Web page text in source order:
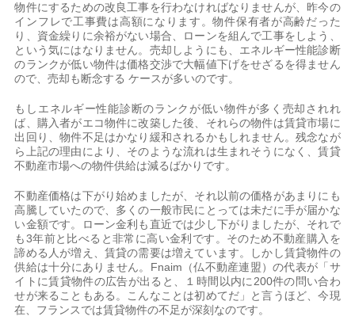
物件にするための改良工事を行わなければなりませんが、昨今の
インフレで工事費は高額になります。物件保有者が高齢だった
り、資金繰りに余裕がない場合、ローンを組んで工事をしよう、
という気にはなりません。売却しようにも、エネルギー性能診断
のランクが低い物件は価格交渉で大幅値下げをせざるを得ません
ので、売却も断念する ケースが多いのです。
もしエネルギー性能診断のランクが低い物件が多く売却されれ
ば、購入者がエコ物件に改築した後、それらの物件は賃貸市場に
出回り、物件不足はかなり緩和されるかもしれません。残念なが
ら上記の理由により、そのような流れは生まれそうになく、賃貸
不動産市場への物件供給は減るばかりです。
不動産価格は下がり始めましたが、それ以前の価格があまりにも
高騰していたので、多くの一般市民にとっては未だに手が届かな
い金額です。ローン金利も直近では少し下がりましたが、それで
も3年前と比べると非常に高い金利です。そのため不動産購入を
諦める人が増え、賃貸の需要は増えています。しかし賃貸物件の
供給は十分にありません。Fnaim（仏不動産連盟）の代表が「サ
イトに賃貸物件の広告が出ると、１時間以内に200件の問い合わ
せが来ることもある。こんなことは初めてだ」と言うほど、今現
在、フランスでは賃貸物件の不足が深刻なのです。